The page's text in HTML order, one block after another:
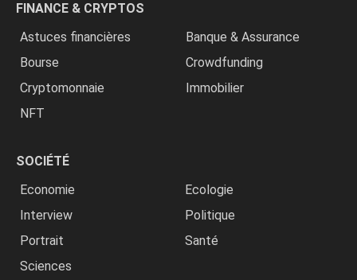
FINANCE & CRYPTOS
Astuces financières
Banque & Assurance
Bourse
Crowdfunding
Cryptomonnaie
Immobilier
NFT
SOCIÉTÉ
Economie
Ecologie
Interview
Politique
Portrait
Santé
Sciences